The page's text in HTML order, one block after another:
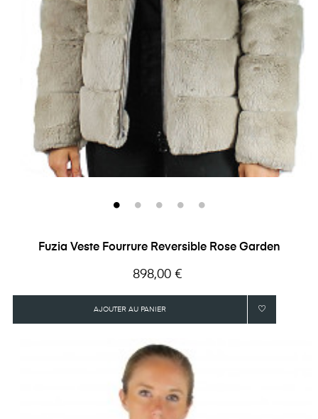
Fuzia Veste Fourrure Reversible Rose Garden
Prix
898,00 €
AJOUTER AU PANIER